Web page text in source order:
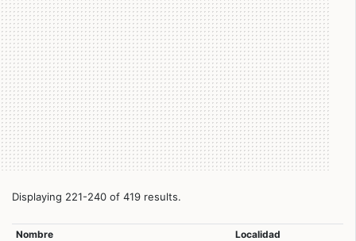
Displaying 221-240 of 419 results.
Nombre
Localidad